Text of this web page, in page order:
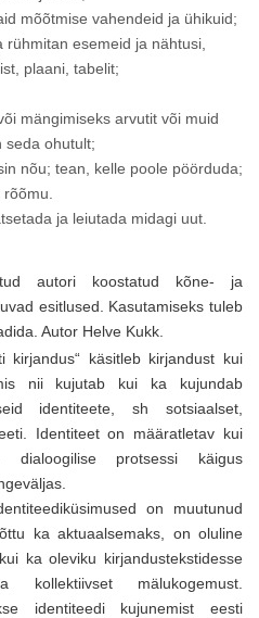
mõõtmise vahendeid ja ühikuid;
esemeid ja nähtusi,
plaani, tabelit;
mängimiseks arvutit või muid
seda ohutult;
nõu; tean, kelle poole pöörduda;
ja leiutada midagi uut.
autori koostatud kõne- ja
esitlused. Kasutamiseks tuleb
Autor Helve Kukk.
kirjandus“ käsitleb kirjandust kui
nii kujutab kui ka kujundab
identiteete, sh sotsiaalset,
Identiteet on määratletav kui
protsessi käigus
on muutunud
ka aktuaalsemaks, on oluline
ka oleviku kirjandustekstidesse
kollektiivset mälukogemust.
identiteedi kujunemist eesti